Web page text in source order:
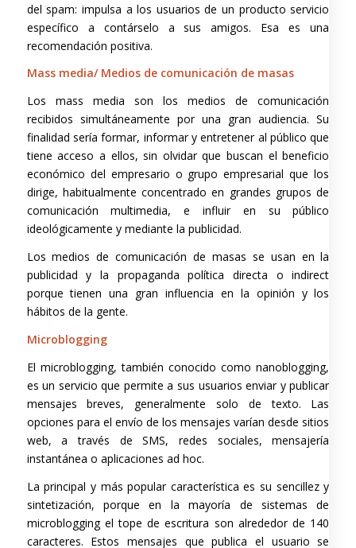
del spam: impulsa a los usuarios de un producto servicio
específico a contárselo a sus amigos. Esa es una
recomendación positiva.
Mass media/ Medios de comunicación de masas
Los mass media son los medios de comunicación
recibidos simultáneamente por una gran audiencia. Su
finalidad sería formar, informar y entretener al público que
tiene acceso a ellos, sin olvidar que buscan el beneficio
económico del empresario o grupo empresarial que los
dirige, habitualmente concentrado en grandes grupos de
comunicación multimedia, e influir en su público
ideológicamente y mediante la publicidad.
Los medios de comunicación de masas se usan en la
publicidad y la propaganda política directa o indirect
porque tienen una gran influencia en la opinión y los
hábitos de la gente.
Microblogging
El microblogging, también conocido como nanoblogging,
es un servicio que permite a sus usuarios enviar y publicar
mensajes breves, generalmente solo de texto. Las
opciones para el envío de los mensajes varían desde sitios
web, a través de SMS, redes sociales, mensajería
instantánea o aplicaciones ad hoc.
La principal y más popular característica es su sencillez y
sintetización, porque en la mayoría de sistemas de
microblogging el tope de escritura son alrededor de 140
caracteres. Estos mensajes que publica el usuario se